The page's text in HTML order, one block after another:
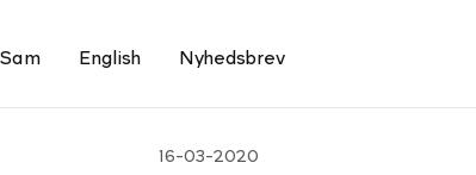
English Nyhedsbrev
16-03-2020